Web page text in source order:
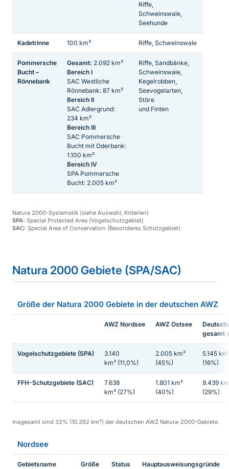
Riffe,
Schweinswale,
Seehunde
Kadetrinne 100 km² Riffe, Schweinswale
Pommersche
Bucht –
Rönnebank
Gesamt: 2.092 km²
Bereich I
SAC Westliche
Rönnebank: 87 km²
Bereich II
SAC Adlergrund:
234 km²
Bereich III
SAC Pommersche
Bucht mit Oderbank:
1.100 km²
Bereich IV
SPA Pommersche
Bucht: 2.005 km²
Riffe, Sandbänke,
Schweinswale,
Kegelrobben,
Seevogelarten,
Störe
und Finten
Natura 2000-Systematik (siehe Auswahl, Kriterien)
SPA: Special Protected Area (Vogelschutzgebiet)
SAC: Special Area of Conservation (Besonderes Schutzgebiet)
Natura 2000 Gebiete (SPA/SAC)
Größe der Natura 2000 Gebiete in der deutschen AWZ
AWZ Nordsee AWZ Ostsee
gesamt
Vogelschutzgebiete (SPA)
3.140
km² (11,0%)
2.005 km²
(45%)
5.145
(16%)
FFH-Schutzgebiete (SAC)
7.638
km² (27%)
1.801 km²
(40%)
9.439
(29%)
Insgesamt sind 32% (10.392 km²) der deutschen AWZ Natura-2000-Gebiete.
Nordsee
Gebietsname Größe Status
Hauptausweisungsgründe